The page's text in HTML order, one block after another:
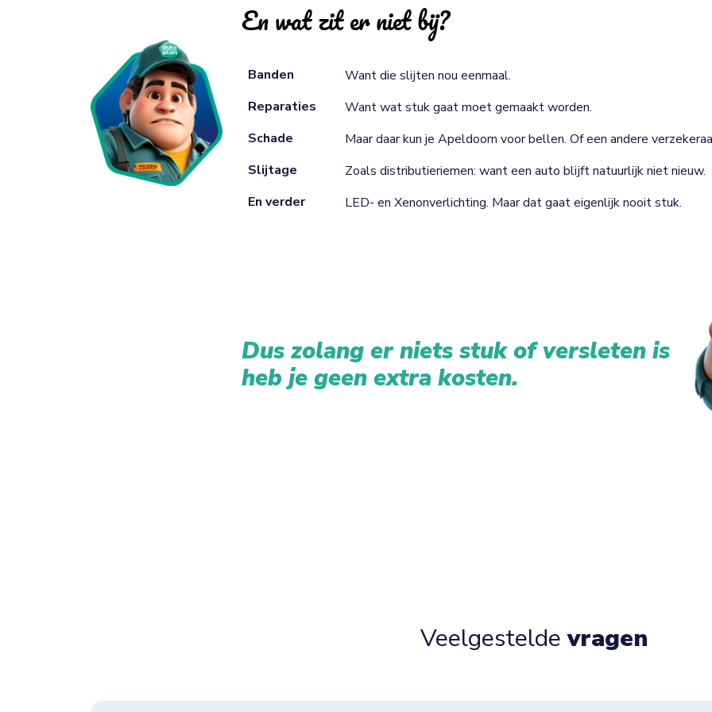
En wat zit er niet bij?
Banden
Want die slijten nou eenmaal.
Reparaties
Want wat stuk gaat moet gemaakt worden.
Schade
Maar daar kun je Apeldoorn voor bellen. Of een andere
Slijtage
Zoals distributieriemen: want een auto blijft natuurlijk niet nieuw.
En verder
LED- en Xenonverlichting. Maar dat gaat eigenlijk nooit stuk.
Dus zolang er niets stuk of versleten is
heb je geen extra kosten.
Veelgesteldevragen